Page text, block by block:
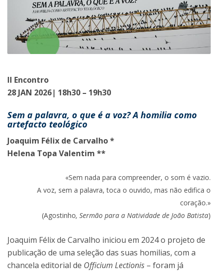
II Encontro
28 JAN 2026| 18h30 – 19h30
Sem a palavra, o que é a voz? A homilia como
artefacto teológico
Joaquim Félix de Carvalho *
Helena Topa Valentim **
«Sem nada para compreender, o som é vazio.
A voz, sem a palavra, toca o ouvido, mas não edifica o
coração.»
(Agostinho, Sermão para a Natividade de João Batista)
Joaquim Félix de Carvalho iniciou em 2024 o projeto de
publicação de uma seleção das suas homilias, com a
chancela editorial de Officium Lectionis – foram já